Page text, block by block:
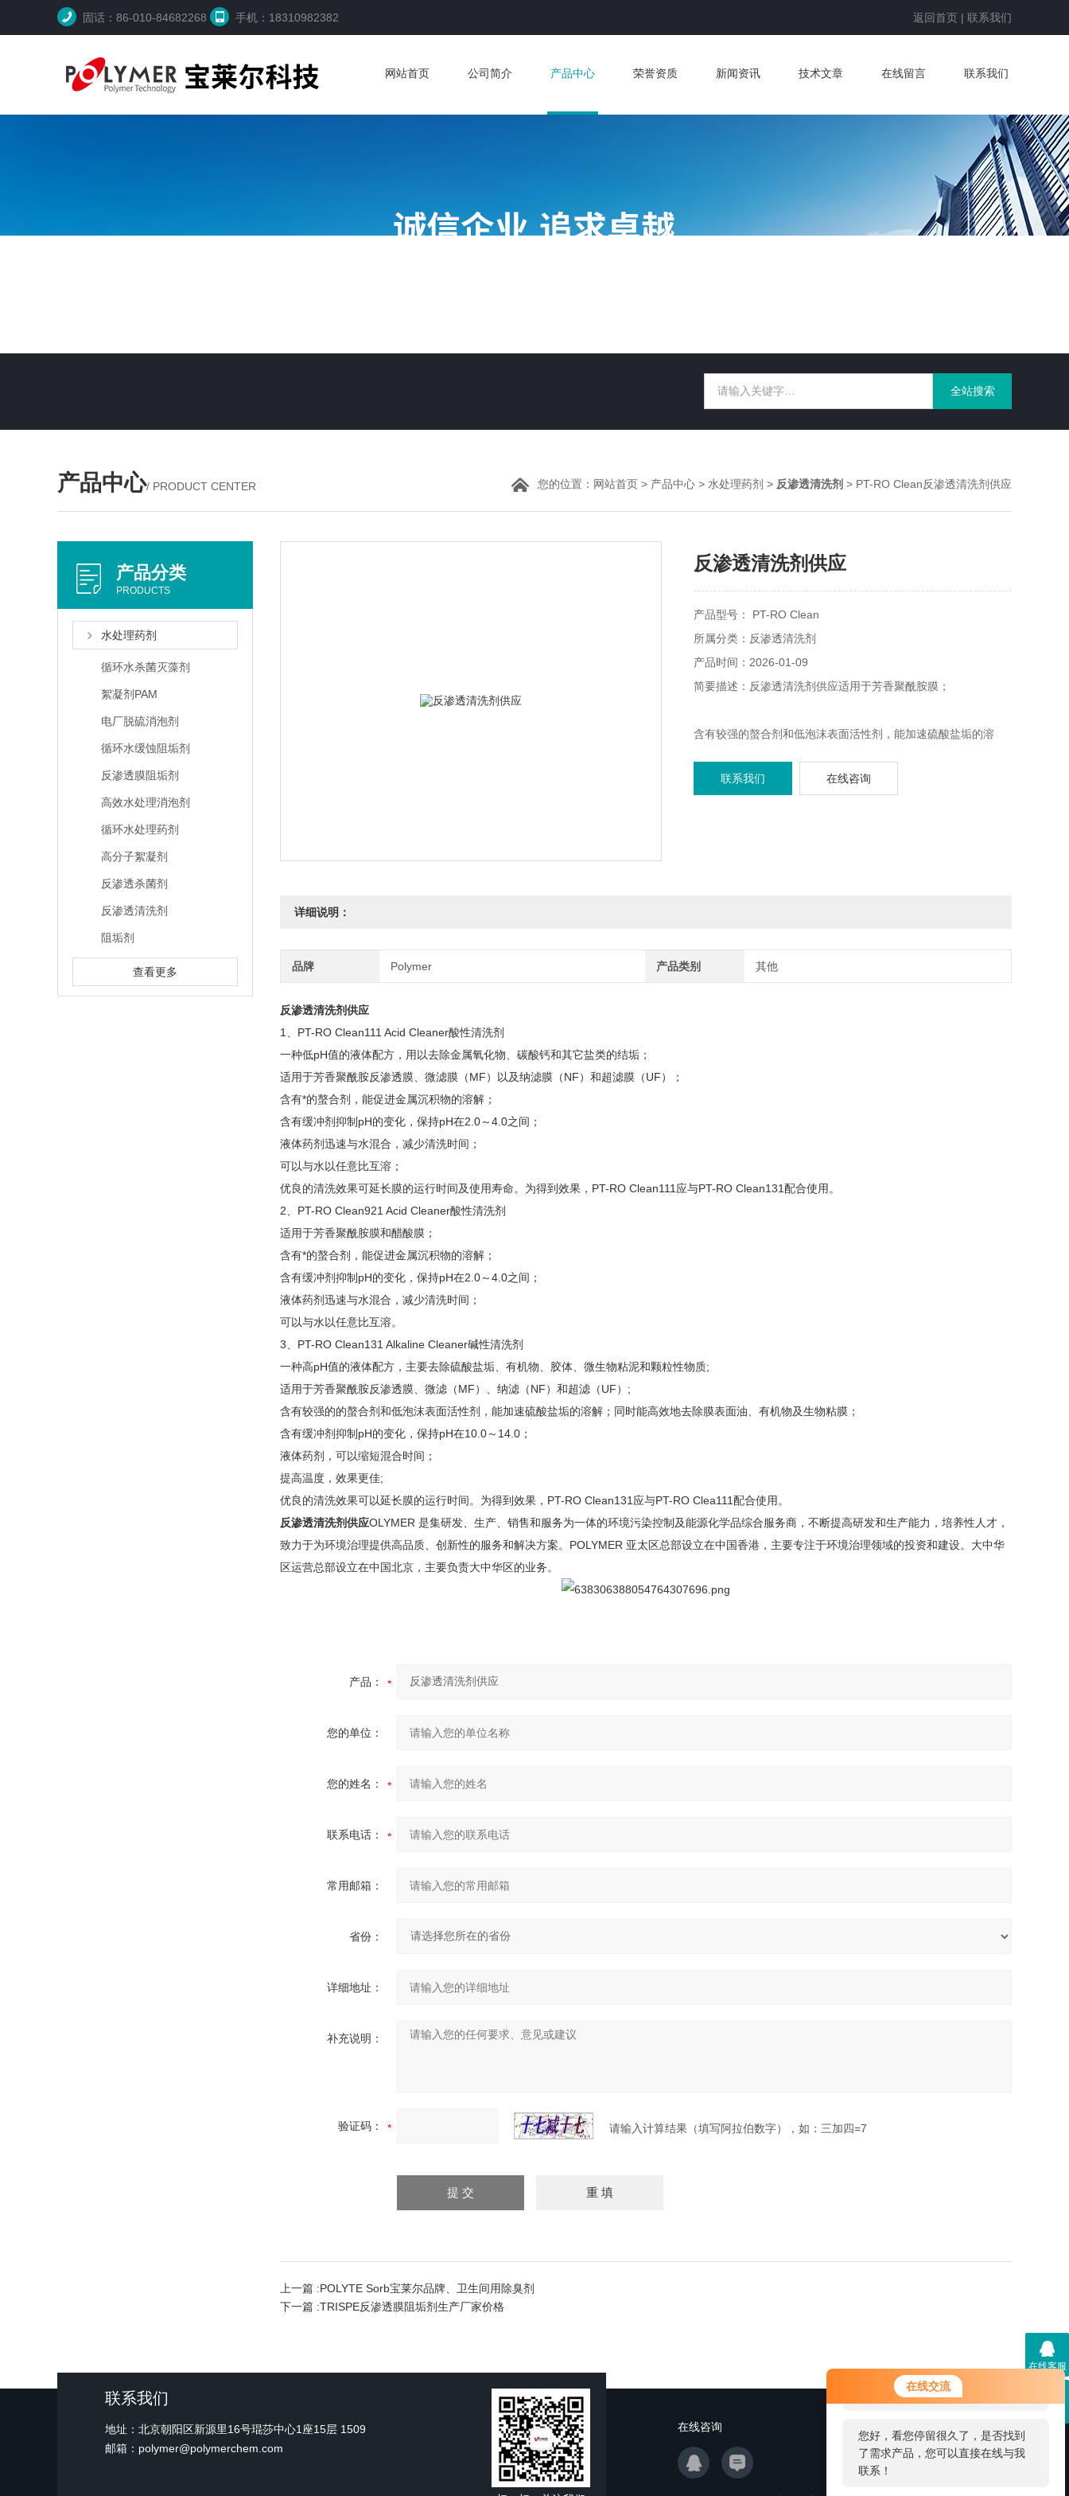
在线交流
您好！欢迎前来咨询，很高兴为您
服务，请问您要咨询什么问题呢？
您好，看您停留很久了，是否找到
了需求产品，您可以直接在线与我
联系！
固话：86-010-84682268 手机：18310982382 返回首页 | 联系我们
网站首页 公司简介 产品中心 荣誉资质 新闻资讯 技术文章 在线留言 联系我们
产品中心/ PRODUCT CENTER 您的位置： 网站首页 > 产品中心 > 水处理药剂 > 反渗透清洗剂 > PT-RO Clean反渗透清洗剂供应
产品分类
PRODUCTS
水处理药剂
循环水杀菌灭藻剂
絮凝剂PAM
电厂脱硫消泡剂
循环水缓蚀阻垢剂
反渗透膜阻垢剂
高效水处理消泡剂
循环水处理药剂
高分子絮凝剂
反渗透杀菌剂
反渗透清洗剂
阻垢剂
查看更多
反渗透清洗剂供应
产品型号： PT-RO Clean
所属分类：反渗透清洗剂
产品时间：2026-01-09
简要描述：反渗透清洗剂供应适用于芳香聚酰胺膜；
含有较强的螯合剂和低泡沫表面活性剂，能加速硫酸盐垢的溶
联系我们 在线咨询
详细说明：
品牌 Polymer 产品类别 其他
反渗透清洗剂供应
1、PT-RO Clean111 Acid Cleaner酸性清洗剂
一种低pH值的液体配方，用以去除金属氧化物、碳酸钙和其它盐类的结垢；
适用于芳香聚酰胺反渗透膜、微滤膜（MF）以及纳滤膜（NF）和超滤膜（UF）；
含有*的螯合剂，能促进金属沉积物的溶解；
含有缓冲剂抑制pH的变化，保持pH在2.0～4.0之间；
液体药剂迅速与水混合，减少清洗时间；
可以与水以任意比互溶；
优良的清洗效果可延长膜的运行时间及使用寿命。为得到效果，PT-RO Clean111应与PT-RO Clean131配合使用。
2、PT-RO Clean921 Acid Cleaner酸性清洗剂
适用于芳香聚酰胺膜和醋酸膜；
含有*的螯合剂，能促进金属沉积物的溶解；
含有缓冲剂抑制pH的变化，保持pH在2.0～4.0之间；
液体药剂迅速与水混合，减少清洗时间；
可以与水以任意比互溶。
3、PT-RO Clean131 Alkaline Cleaner碱性清洗剂
一种高pH值的液体配方，主要去除硫酸盐垢、有机物、胶体、微生物粘泥和颗粒性物质;
适用于芳香聚酰胺反渗透膜、微滤（MF）、纳滤（NF）和超滤（UF）;
含有较强的的螯合剂和低泡沫表面活性剂，能加速硫酸盐垢的溶解；同时能高效地去除膜表面油、有机物及生物粘膜；
含有缓冲剂抑制pH的变化，保持pH在10.0～14.0；
液体药剂，可以缩短混合时间；
提高温度，效果更佳;
优良的清洗效果可以延长膜的运行时间。为得到效果，PT-RO Clean131应与PT-RO Clea111配合使用。
反渗透清洗剂供应OLYMER 是集研发、生产、销售和服务为一体的环境污染控制及能源化学品综合服务商，不断提高研发和生产能力，培养性人才，
致力于为环境治理提供高品质、创新性的服务和解决方案。POLYMER 亚太区总部设立在中国香港，主要专注于环境治理领域的投资和建设。大中华
区运营总部设立在中国北京，主要负责大中华区的业务。
产品：
您的单位：
您的姓名：
联系电话：
常用邮箱：
省份：
详细地址：
补充说明：
验证码： 请输入计算结果（填写阿拉伯数字），如：三加四=7
上一篇 :POLYTE Sorb宝莱尔品牌、卫生间用除臭剂
下一篇 :TRISPE反渗透膜阻垢剂生产厂家价格
联系我们
地址：北京朝阳区新源里16号琨莎中心1座15层 1509
邮箱：polymer@polymerchem.com
在线咨询
在线客服